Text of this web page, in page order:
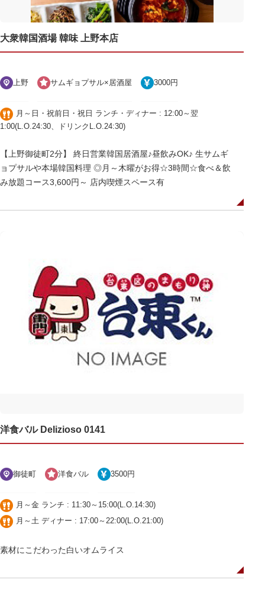
大衆韓国酒場 韓味 上野本店
上野 サムギョプサル×居酒屋 3000円
月～日・祝前日・祝日 ランチ・ディナー : 12:00～翌
1:00(L.O.24:30、ドリンクL.O.24:30)
【上野御徒町2分】 終日営業韓国居酒屋♪昼飲みOK♪ 生サムギ
ョプサルや本場韓国料理 ◎月～木曜がお得☆3時間☆食べ＆飲
み放題コース3,600円～ 店内喫煙スペース有
洋食バル Delizioso 0141
御徒町 洋食バル 3500円
月～金 ランチ : 11:30～15:00(L.O.14:30)
月～土 ディナー : 17:00～22:00(L.O.21:00)
素材にこだわった白いオムライス